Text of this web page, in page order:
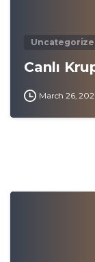
Canlı
March 26,